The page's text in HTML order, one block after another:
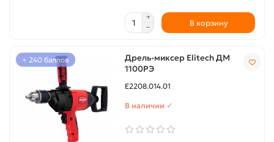
В корзину
+ 240 баллов
Дрель-миксер Elitech ДМ
1100РЭ
Е2208.014.01
В наличии ✓